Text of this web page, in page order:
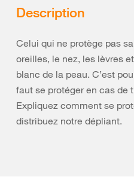
Description
Celui qui ne protège pas
oreilles, le nez, les lèvres
blanc de la peau. C’est
faut se protéger en cas de
Expliquez comment se
distribuez notre dépliant.